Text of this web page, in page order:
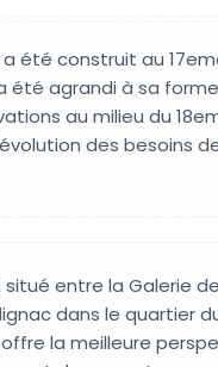
été construit au
été agrandi à sa
au milieu du
des besoins
situé entre la Galerie
dans le quartier
la meilleure